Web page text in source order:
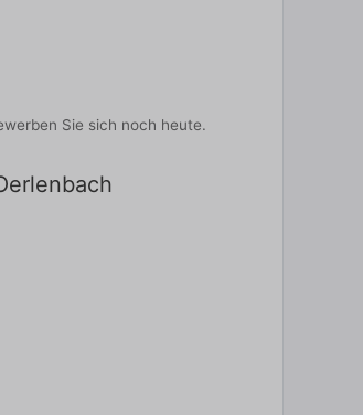
Sie sich noch heute.